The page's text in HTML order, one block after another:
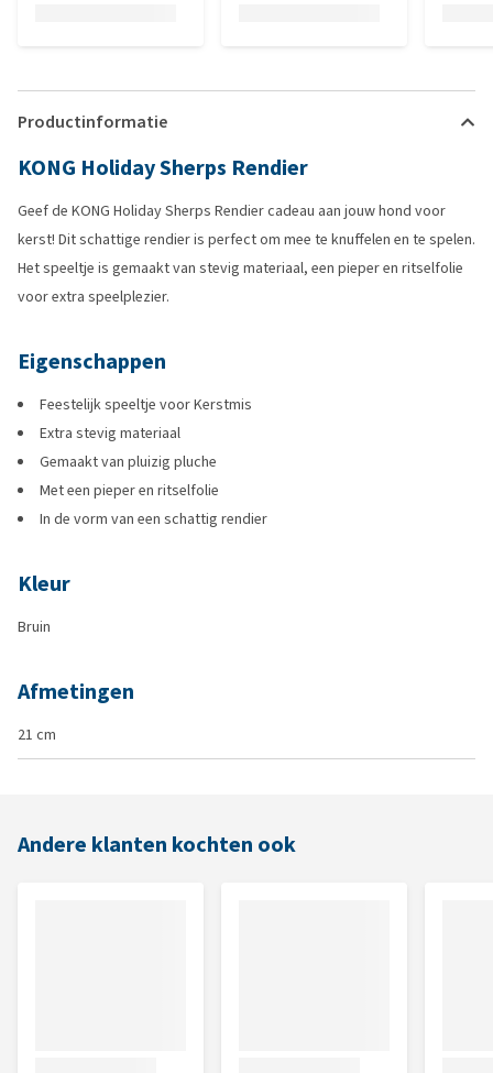
Productinformatie
KONG Holiday Sherps Rendier
Geef de KONG Holiday Sherps Rendier cadeau aan jouw hond voor
kerst! Dit schattige rendier is perfect om mee te knuffelen en te spelen.
Het speeltje is gemaakt van stevig materiaal, een pieper en ritselfolie
voor extra speelplezier.
Eigenschappen
Feestelijk speeltje voor Kerstmis
Extra stevig materiaal
Gemaakt van pluizig pluche
Met een pieper en ritselfolie
In de vorm van een schattig rendier
Kleur
Bruin
Afmetingen
21 cm
Andere klanten kochten ook